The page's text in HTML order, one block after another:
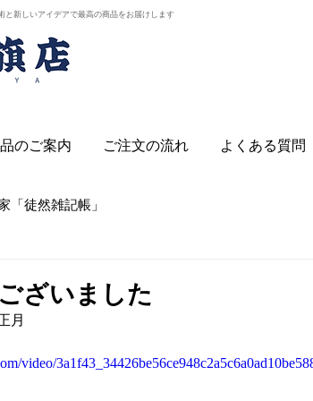
新しいアイデアで最高の商品をお届けします
のご案内 ご注文の流れ よくある質問
「徒然雑記帳」
ざいました
月
video/